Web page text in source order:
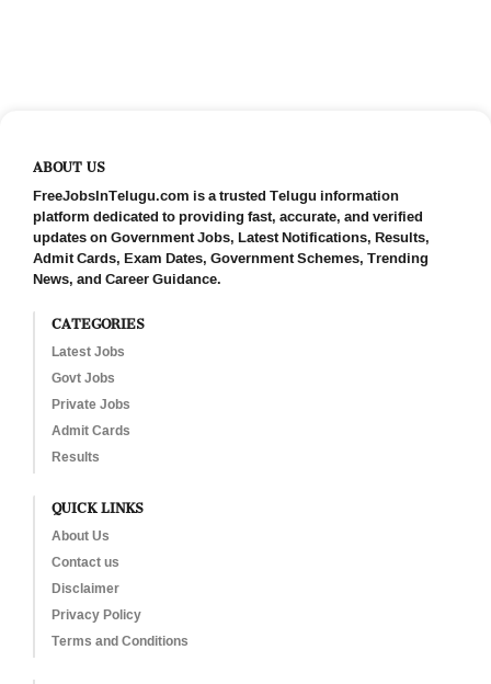
ABOUT US
FreeJobsInTelugu.com is a trusted Telugu information
platform dedicated to providing fast, accurate, and verified
updates on Government Jobs, Latest Notifications, Results,
Admit Cards, Exam Dates, Government Schemes, Trending
News, and Career Guidance.
CATEGORIES
Latest Jobs
Govt Jobs
Private Jobs
Admit Cards
Results
QUICK LINKS
About Us
Contact us
Disclaimer
Privacy Policy
Terms and Conditions